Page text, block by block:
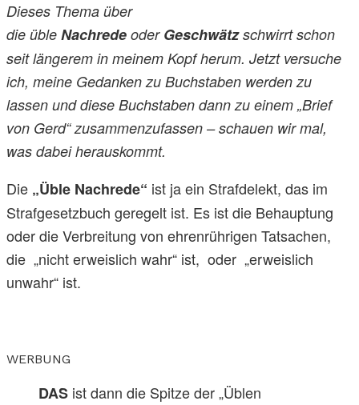
Dieses Thema über
die üble Nachrede oder Geschwätzschwirrt schon
seit längerem in meinem Kopf herum. Jetzt versuche
ich, meine Gedanken zu Buchstaben werden zu
lassen und diese Buchstaben dann zu einem „Brief
von Gerd“ zusammenzufassen – schauen wir mal,
was dabei herauskommt.
Die „Üble Nachrede“ ist ja ein Strafdelekt, das im
Strafgesetzbuch geregelt ist. Es ist die Behauptung
oder die Verbreitung von ehrenrührigen Tatsachen,
die „nicht erweislich wahr“ ist, oder „erweislich
unwahr“ ist.
WERBUNG
DAS ist dann die Spitze der „Üblen